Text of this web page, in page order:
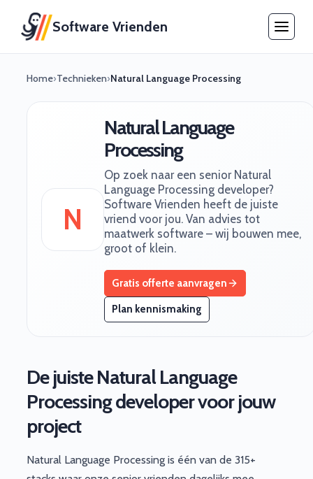
Software Vrienden
Home›Technieken›Natural Language Processing
N
Natural Language
Processing
Op zoek naar een senior Natural
Language Processing developer?
Software Vrienden heeft de juiste
vriend voor jou. Van advies tot
maatwerk software – wij bouwen mee,
groot of klein.
Gratis offerte aanvragen
Plan kennismaking
De juiste Natural Language
Processing developer voor jouw
project
Natural Language Processing is één van de 315+